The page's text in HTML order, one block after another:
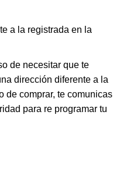
a la registrada en la
de necesitar que te
dirección diferente a la
de comprar, te comunicas
para re programar tu